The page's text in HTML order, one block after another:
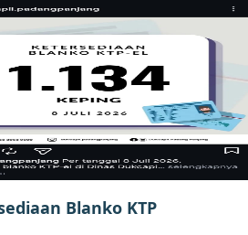
Blanko KTP